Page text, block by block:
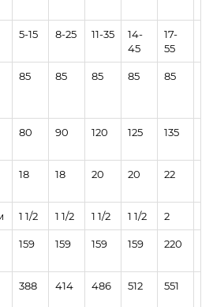
5-15 8-25 11-35
14-
45
17-
55
85 85 85 85 85
80 90 120 125 135
18 18 20 20 22
1 1/2 1 1/2 1 1/2 1 1/2 2
159 159 159 159 220
388 414 486 512 551